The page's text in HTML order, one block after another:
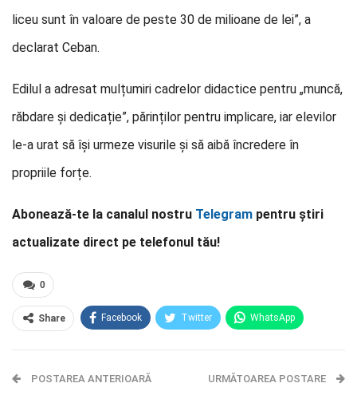
liceu sunt în valoare de peste 30 de milioane de lei”, a
declarat Ceban.
Edilul a adresat mulțumiri cadrelor didactice pentru „muncă,
răbdare și dedicație”, părinților pentru implicare, iar elevilor
le-a urat să își urmeze visurile și să aibă încredere în
propriile forțe.
Abonează-te la canalul nostru Telegram pentru știri
actualizate direct pe telefonul tău!
0
Share Facebook Twitter WhatsApp
Telegram OK.ru
POSTAREA ANTERIOARĂ URMĂTOAREA POSTARE